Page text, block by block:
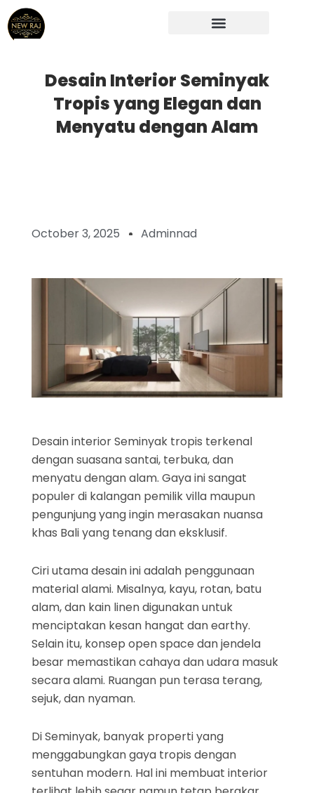
Skip
to
content
Desain Interior Seminyak
Tropis yang Elegan dan
Menyatu dengan Alam
October 3, 2025 Adminnad
Desain interior Seminyak tropis terkenal
dengan suasana santai, terbuka, dan
menyatu dengan alam. Gaya ini sangat
populer di kalangan pemilik villa maupun
pengunjung yang ingin merasakan nuansa
khas Bali yang tenang dan eksklusif.
Ciri utama desain ini adalah penggunaan
material alami. Misalnya, kayu, rotan, batu
alam, dan kain linen digunakan untuk
menciptakan kesan hangat dan earthy.
Selain itu, konsep open space dan jendela
besar memastikan cahaya dan udara masuk
secara alami. Ruangan pun terasa terang,
sejuk, dan nyaman.
Di Seminyak, banyak properti yang
menggabungkan gaya tropis dengan
sentuhan modern. Hal ini membuat interior